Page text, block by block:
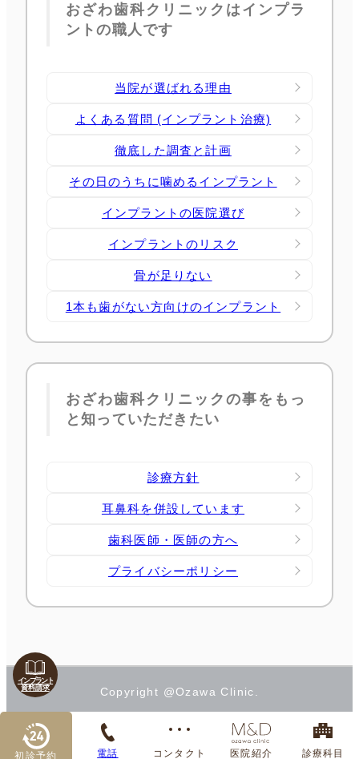
初診予約 電話 コンタクト 医院紹介 診療科目
おざわ歯科クリニックはインプラ
ントの職人です
当院が選ばれる理由
よくある質問 (インプラント治療)
徹底した調査と計画
その日のうちに噛めるインプラント
インプラントの医院選び
インプラントのリスク
骨が足りない
1本も歯がない方向けのインプラント
おざわ歯科クリニックの事をもっ
と知っていただきたい
診療方針
耳鼻科を併設しています
歯科医師・医師の方へ
プライバシーポリシー
Copyright @Ozawa Clinic.
インプラント
資料請求